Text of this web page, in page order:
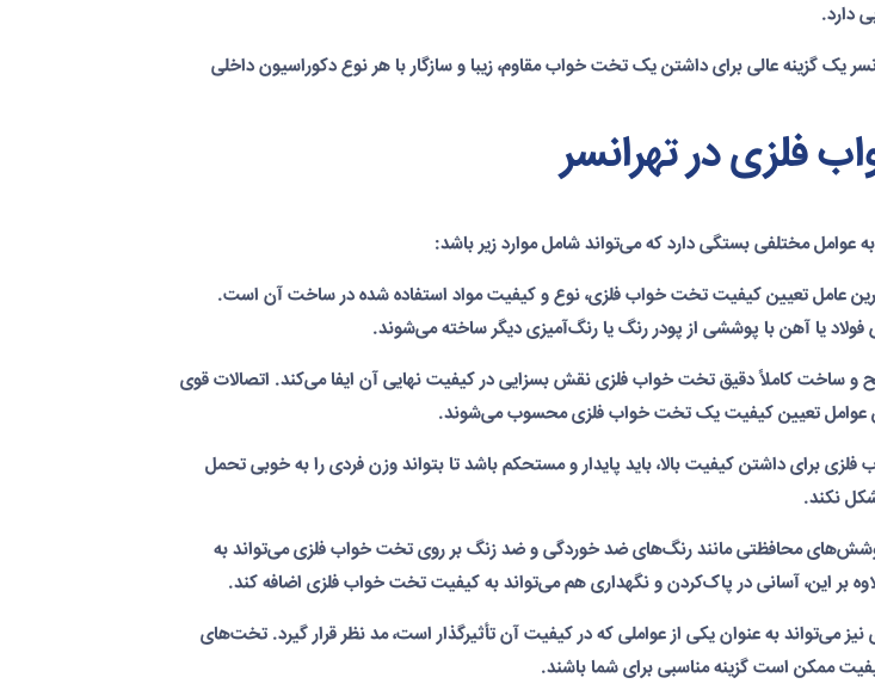
دارد.
یک گزینه عالی برای داشتن یک تخت خواب مقاوم، زیبا و سازگار با هر نوع دکوراسیون داخلی
فلزی در تهرانسر
عوامل مختلفی بستگی دارد که می‌تواند شامل موارد زیر باشد:
عامل تعیین کیفیت تخت خواب فلزی، نوع و کیفیت مواد استفاده شده در ساخت آن است.
یا آهن با پوششی از پودر رنگ یا رنگ‌آمیزی دیگر ساخته می‌شوند.
کاملاً دقیق تخت خواب فلزی نقش بسزایی در کیفیت نهایی آن ایفا می‌کند. اتصالات قوی
عوامل تعیین کیفیت یک تخت خواب فلزی محسوب می‌شوند.
برای داشتن کیفیت بالا، باید پایدار و مستحکم باشد تا بتواند وزن فردی را به خوبی تحمل
نکند.
محافظتی مانند رنگ‌های ضد خوردگی و ضد زنگ بر روی تخت خواب فلزی می‌تواند به
بر این، آسانی در پاک‌کردن و نگهداری هم می‌تواند به کیفیت تخت خواب فلزی اضافه کند.
به عنوان یکی از عواملی که در کیفیت آن تأثیرگذار است، مد نظر قرار گیرد. تخت‌های
ممکن است گزینه مناسبی برای شما باشند.